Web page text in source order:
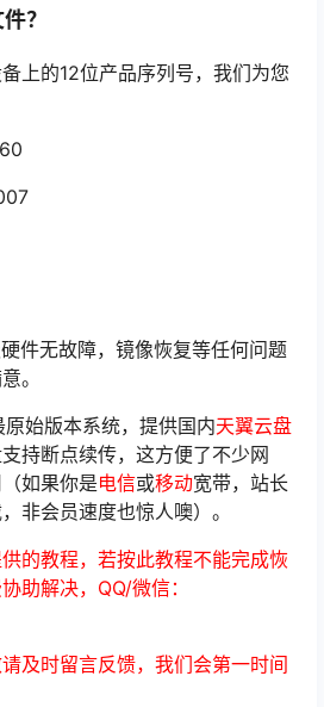
？
上的12位产品序列号，我们为您
件无故障，镜像恢复等任何问题
。
始版本系统，提供国内天翼云盘
持断点续传，这方便了不少网
如果你是电信或移动宽带，站长
非会员速度也惊人噢）。
的教程，若按此教程不能完成恢
助解决，QQ/微信：
及时留言反馈，我们会第一时间